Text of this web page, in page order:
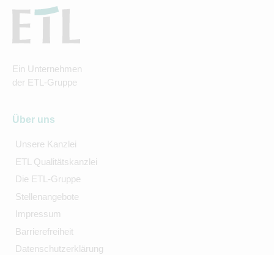
Ein Unternehmen
der ETL-Gruppe
Über uns
Unsere Kanzlei
ETL Qualitätskanzlei
Die ETL-Gruppe
Stellenangebote
Impressum
Barrierefreiheit
Datenschutzerklärung